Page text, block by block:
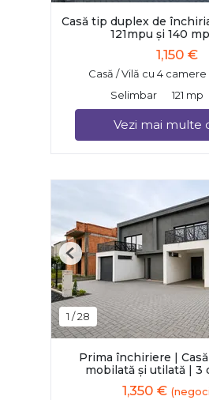
Casă tip duplex de
121mpu și 140
1,150 €
Casă / Vilă cu 4
Selimbar
121 mp
Vezi mai multe
1 /28
Previous
Prima închiriere |
mobilată și utilată | 3
1,350 €